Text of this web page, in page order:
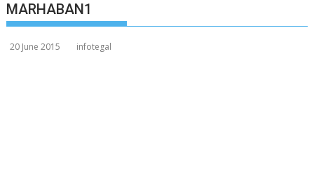
MARHABAN1
20 June 2015 infotegal